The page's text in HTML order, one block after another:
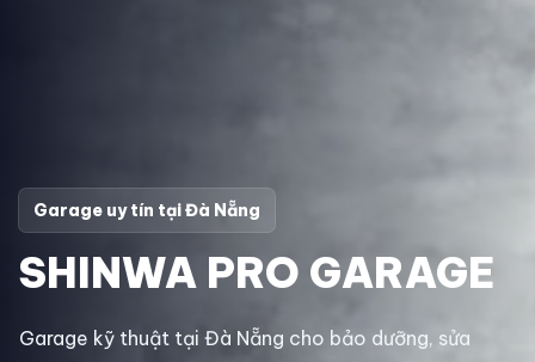
Garage uy tín tại Đà Nẵng
SHINWA PRO GARAGE
Garage kỹ thuật tại Đà Nẵng cho bảo dưỡng, sửa